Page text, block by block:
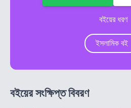
বইয়ের ধরণ
ইসলামিক বই
বইয়ের সংক্ষিপ্ত বিবরণ